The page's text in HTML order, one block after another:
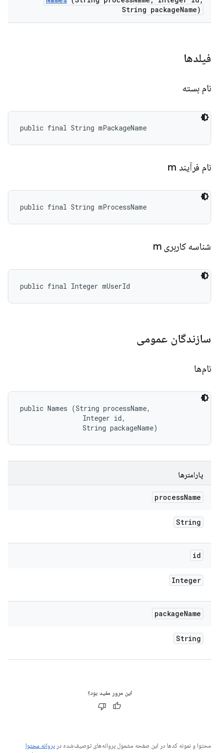
String packageName)
فیلدها
نام بسته
public final String mPackageName
نام فرآیند m
public final String mProcessName
شناسه کاربری m
public final Integer mUserId
سازندگان عمومی
نام‌ها
public Names (String processName,
                Integer id,
                String packageName)
پارامترها
processName
String
id
Integer
packageName
String
این مرور مفید بود؟
محتوا و نمونه کدها در این صفحه مشمول پروانه‌های توصیف‌شده در پروانه محتوا